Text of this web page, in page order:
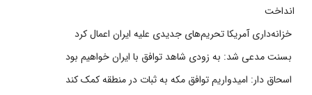
انداخت
خزانه‌داری آمریکا تحریم‌های جدیدی علیه ایران اعمال کرد
بسنت مدعی شد: به زودی شاهد توافق با ایران خواهیم بود
اسحاق دار: امیدواریم توافق مکه به ثبات در منطقه کمک کند